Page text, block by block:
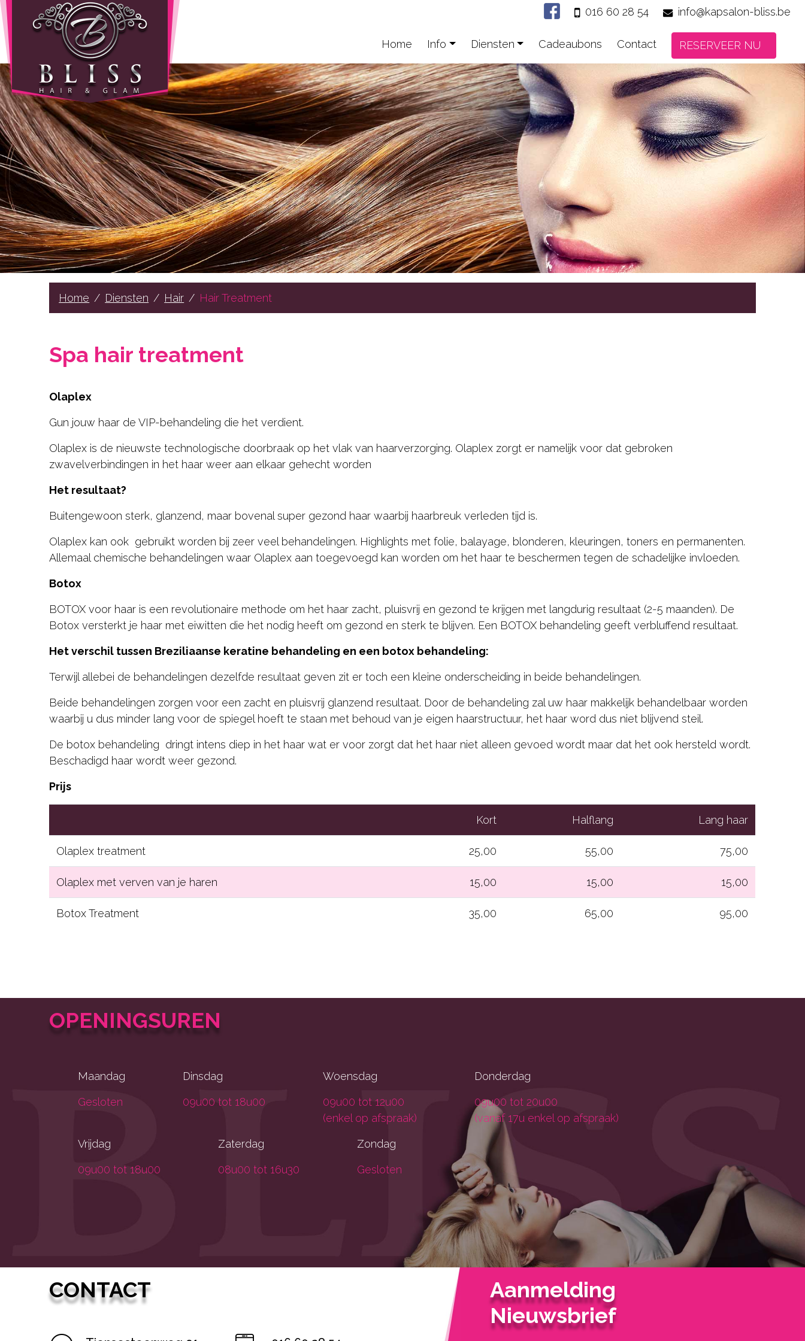
Wie
zijn
wij
Onze
producten
Prijzen
Gastenboek
Diensten
Hair
Beauty
Lichaamsbehandelingen
Cadeaubons
Contact
RESERVEER NU
info@kapsalon-bliss.be
016 60 28 54
Home Info Diensten Cadeaubons Contact RESERVEER NU
Home Diensten Hair Hair Treatment
Spa hair treatment
Olaplex
Gun jouw haar de VIP-behandeling die het verdient.
Olaplex is de nieuwste technologische doorbraak op het vlak van haarverzorging. Olaplex zorgt er namelijk voor dat gebroken
zwavelverbindingen in het haar weer aan elkaar gehecht worden
Het resultaat?
Buitengewoon sterk, glanzend, maar bovenal super gezond haar waarbij haarbreuk verleden tijd is.
Olaplex kan ook gebruikt worden bij zeer veel behandelingen. Highlights met folie, balayage, blonderen, kleuringen, toners en permanenten.
Allemaal chemische behandelingen waar Olaplex aan toegevoegd kan worden om het haar te beschermen tegen de schadelijke invloeden.
Botox
BOTOX voor haar is een revolutionaire methode om het haar zacht, pluisvrij en gezond te krijgen met langdurig resultaat (2-5 maanden). De
Botox versterkt je haar met eiwitten die het nodig heeft om gezond en sterk te blijven. Een BOTOX behandeling geeft verbluffend resultaat.
Het verschil tussen Breziliaanse keratine behandeling en een botox behandeling:
Terwijl allebei de behandelingen dezelfde resultaat geven zit er toch een kleine onderscheiding in beide behandelingen.
Beide behandelingen zorgen voor een zacht en pluisvrij glanzend resultaat. Door de behandeling zal uw haar makkelijk behandelbaar worden
waarbij u dus minder lang voor de spiegel hoeft te staan met behoud van je eigen haarstructuur, het haar word dus niet blijvend steil.
De botox behandeling dringt intens diep in het haar wat er voor zorgt dat het haar niet alleen gevoed wordt maar dat het ook hersteld wordt.
Beschadigd haar wordt weer gezond.
Prijs
Kort Halflang Lang haar
Olaplex treatment 25,00 55,00 75,00
Olaplex met verven van je haren 15,00 15,00 15,00
Botox Treatment 35,00 65,00 95,00
OPENINGSUREN
Maandag
Gesloten
Dinsdag
09u00 tot 18u00
Woensdag
09u00 tot 12u00
(enkel op afspraak)
Donderdag
09u00 tot 20u00
(vanaf 17u enkel op afspraak)
Vrijdag
09u00 tot 18u00
Zaterdag
08u00 tot 16u30
Zondag
Gesloten
CONTACT
Aanmelding
Nieuwsbrief